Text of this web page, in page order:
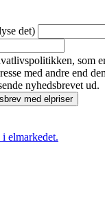
det)
som
med andre end
nyhedsbrevet ud.
elmarkedet.